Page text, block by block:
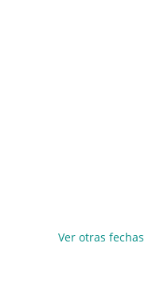
Ver otras fechas